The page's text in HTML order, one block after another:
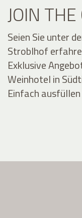
JOIN
Seien Sie unter
Stroblhof
Exklusive
Weinhotel in
Einfach